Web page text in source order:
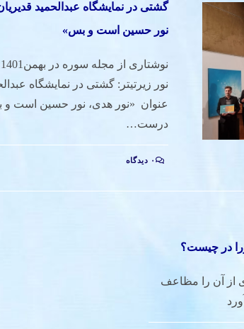
گشتی در نمایشگاه عبدالحمید
نور حسین است و بس»
نور زیرتیتر: گشتی در نمایشگاه
عنوان «نور هدی، نور حسین است و
درست…
۰ دیدگاه
در چیست؟
از آن را مظاعف